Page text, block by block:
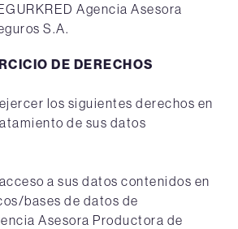
Agencia Asesora
S.A.
DE DERECHOS
los siguientes derechos en
de sus datos
a sus datos contenidos en
bases de datos de
Asesora Productora de